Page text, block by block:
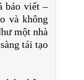
báo viết –
và không
một nhà
tái tạo